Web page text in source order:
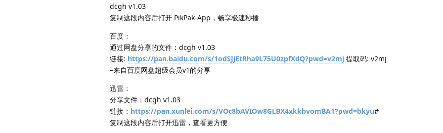
dcgh v1.03
复制这段内容后打开 PikPak-App，畅享极速秒播
百度：
通过网盘分享的文件：dcgh v1.03
链接: https://pan.baidu.com/s/1odSJjEtRha9L75U0zpfXdQ?pwd=v2mj 提取码: v2mj
–来自百度网盘超级会员v1的分享
迅雷：
分享文件：dcgh v1.03
链接： https://pan.xunlei.com/s/VOc8bAVIOw8GLBX4xkkbvomBA1?pwd=bkyu#
复制这段内容后打开迅雷，查看更方便